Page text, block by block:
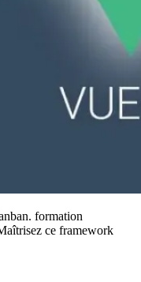
formation
ce framework